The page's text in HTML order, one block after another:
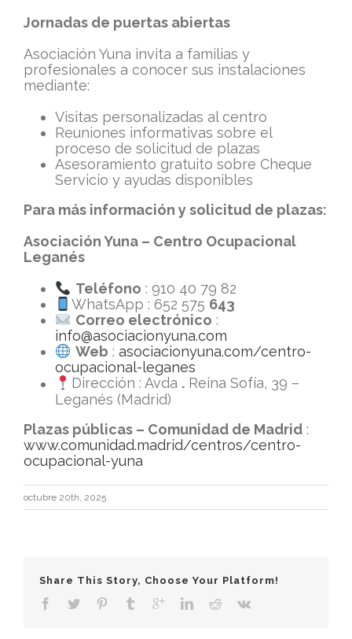
Jornadas de puertas abiertas
Asociación Yuna invita a familias y
profesionales a conocer sus instalaciones
mediante:
Visitas personalizadas al centro
Reuniones informativas sobre el
proceso de solicitud de plazas
Asesoramiento gratuito sobre Cheque
Servicio y ayudas disponibles
Para más información y solicitud de plazas:
Asociación Yuna – Centro Ocupacional
Leganés
Teléfono : 910 40 79 82
WhatsApp : 652 575 643
Correo electrónico :
info@asociacionyuna.com
Web : asociacionyuna.com/centro-
ocupacional-leganes
Dirección : Avda .Reina Sofía, 39 –
Leganés (Madrid)
Plazas públicas – Comunidad de Madrid :
www.comunidad.madrid/centros/centro-
ocupacional-yuna
octubre 20th, 2025
Share This Story, Choose Your Platform!